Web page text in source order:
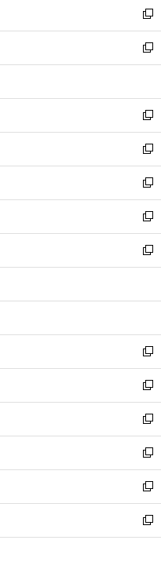
く
で
開
く
ド
ウ
で
開
ィ
ン
ド
ウ
開
く
い
ウ
ィ
ン
ウ
で
開
く
新
し
い
ウ
ン
ド
ウ
で
開
く
新
し
ウ
ィ
ン
ド
ウ
で
開
く
新
し
い
ウ
ィ
ン
ド
ウ
で
開
新
し
い
ウ
ィ
ン
ド
ウ
開
新
し
い
ウ
ィ
ン
ウ
開
く
新
し
い
ウ
ン
ウ
で
開
く
新
し
ウ
ン
ド
ウ
で
開
く
新
し
い
ウ
ィ
ン
ド
ウ
で
開
く
新
し
い
ウ
ィ
ン
ド
ウ
で
開
新
し
い
ウ
ィ
ン
ド
ウ
新
し
い
ウ
ィ
ン
新
し
い
ウ
新
し